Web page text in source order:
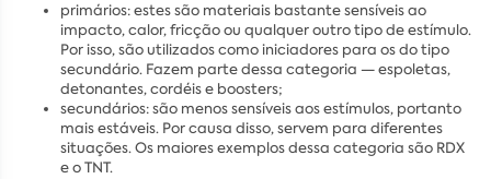
primários: estes são materiais bastante sensíveis ao
impacto, calor, fricção ou qualquer outro tipo de estímulo.
Por isso, são utilizados como iniciadores para os do tipo
secundário. Fazem parte dessa categoria — espoletas,
detonantes, cordéis e boosters;
secundários: são menos sensíveis aos estímulos, portanto
mais estáveis. Por causa disso, servem para diferentes
situações. Os maiores exemplos dessa categoria são RDX
e o TNT.